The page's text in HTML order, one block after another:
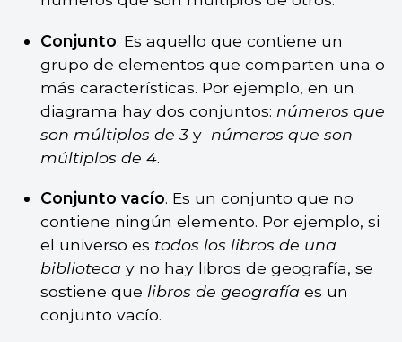
Conjunto. Es aquello que contiene un
grupo de elementos que comparten una o
más características. Por ejemplo, en un
diagrama hay dos conjuntos: números que
son múltiplos de 3y números que son
múltiplos de 4.
Conjunto vacío. Es un conjunto que no
contiene ningún elemento. Por ejemplo, si
el universo es todos los libros de una
biblioteca y no hay libros de geografía, se
sostiene que libros de geografía es un
conjunto vacío.